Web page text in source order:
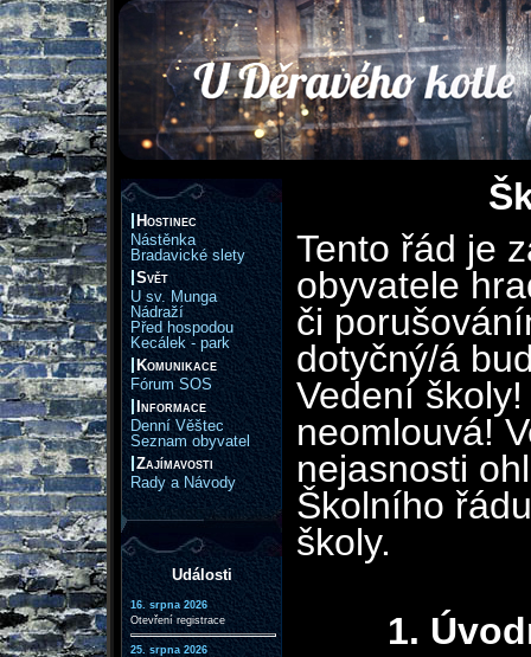
Hostinec
Nástěnka
Bradavické slety
Svět
U sv. Munga
Nádraží
Před hospodou
Kecálek - park
Komunikace
Fórum SOS
Informace
Denní Věštec
Seznam obyvatel
Zajímavosti
Rady a Návody
Události
16. srpna 2026
Otevření registrace
25. srpna 2026
Tento řád je
obyvatele
či
dotyčný/á
Vedení
neomlouvá!
nejasnosti
Školního
školy.
1.